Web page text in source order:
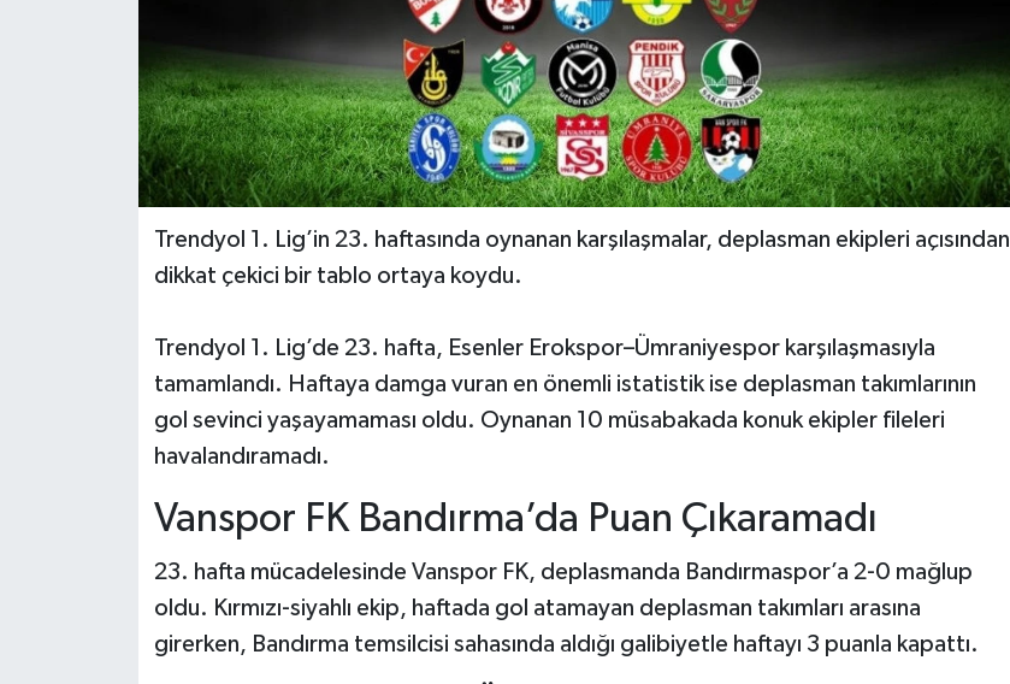
Trendyol 1. Lig’in 23. haftasında oynanan karşılaşmalar, deplasman ekipleri açısından
dikkat çekici bir tablo ortaya koydu.
Trendyol 1. Lig’de 23. hafta, Esenler Erokspor–Ümraniyespor karşılaşmasıyla
tamamlandı. Haftaya damga vuran en önemli istatistik ise deplasman takımlarının
gol sevinci yaşayamaması oldu. Oynanan 10 müsabakada konuk ekipler fileleri
havalandıramadı.
Vanspor FK Bandırma’da Puan Çıkaramadı
23. hafta mücadelesinde Vanspor FK, deplasmanda Bandırmaspor’a 2-0 mağlup
oldu. Kırmızı-siyahlı ekip, haftada gol atamayan deplasman takımları arasına
girerken, Bandırma temsilcisi sahasında aldığı galibiyetle haftayı 3 puanla kapattı.